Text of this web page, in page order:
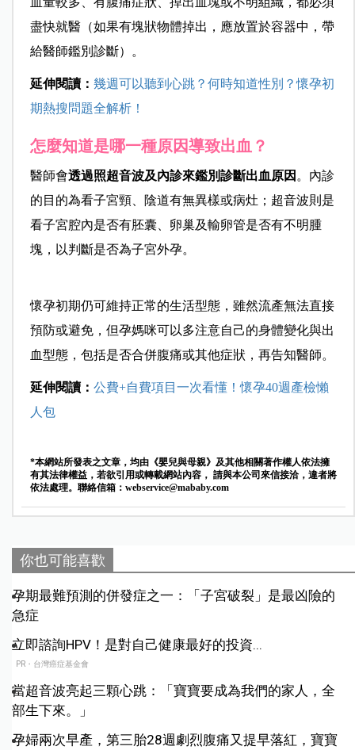
盡快就醫（如果有塊狀物體掉出，應放置於容器中，帶
給醫師鑑別診斷）。
延伸閱讀： 幾週可以聽到心跳？何時知道性別？懷孕初
期熱搜問題全解析！
怎麼知道是哪一種原因導致出血？
醫師會透過照超音波及內診來鑑別診斷出血原因 。內診
的目的為看子宮頸、陰道有無異樣或病灶；超音波則是
看子宮腔內是否有胚囊、卵巢及輸卵管是否有不明腫
塊，以判斷是否為子宮外孕。
懷孕初期仍可維持正常的生活型態，雖然流產無法直接
預防或避免，但孕媽咪可以多注意自己的身體變化與出
血型態，包括是否合併腹痛或其他症狀，再告知醫師。
延伸閱讀： 公費+自費項目一次看懂！懷孕40週產檢懶
人包
*本網站所發表之文章，均由《嬰兒與母親》及其他相關著作權人依法擁
有其法律權益，若欲引用或轉載網站內容， 請與本公司來信接洽，違者將
依法處理。聯絡信箱： webservice@mababy.com
你也可能喜歡
孕期最難預測的併發症之一：「子宮破裂」是最凶險的
急症
立即諮詢HPV！是對自己健康最好的投資...
PR・台灣癌症基金會
當超音波亮起三顆心跳：「寶寶要成為我們的家人，全
部生下來。」
孕婦兩次早產，第三胎28週劇烈腹痛又提早落紅，寶寶